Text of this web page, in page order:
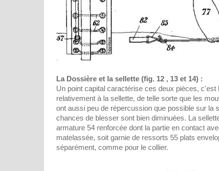
La Dossière et la sellette (fig. 12 , 13 et 14) :
Un point capital caractérise ces deux pièces, c'est
relativement à la sellette, de telle sorte que les
ont aussi peu de répercussion que possible sur la
chances de blesser sont bien diminuées. La
armature 54 renforcée dont la partie en contact
matelassée, soit garnie de ressorts 55 plats
séparément, comme pour le collier.